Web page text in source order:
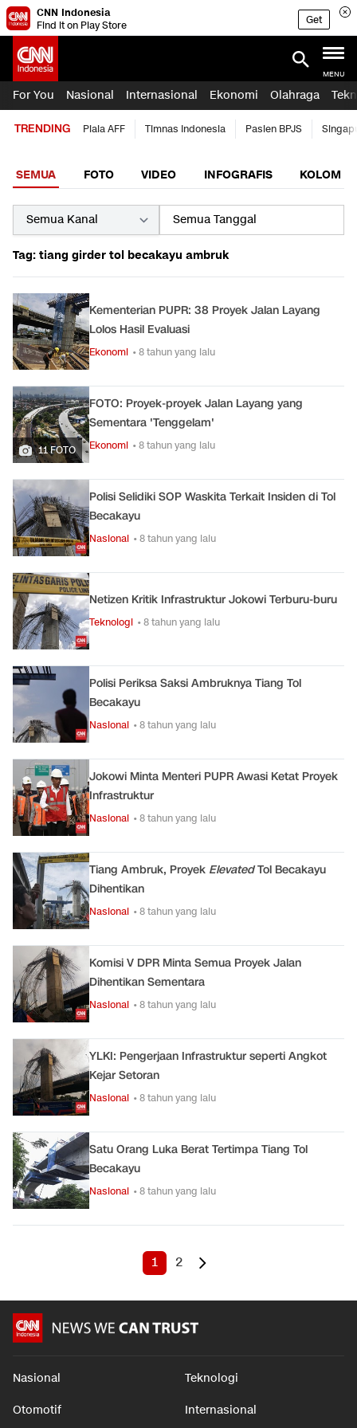
CNN Indonesia
Find it on Play Store
Get
MENU
For You Nasional Internasional Ekonomi Olahraga
TRENDING Piala AFF Timnas Indonesia Pasien BPJS
SEMUA FOTO VIDEO INFOGRAFIS KOLOM
Tag: tiang girder tol becakayu ambruk
Kementerian PUPR: 38 Proyek Jalan Layang
Lolos Hasil Evaluasi
Ekonomi • 8 tahun yang lalu
11 FOTO
FOTO: Proyek-proyek Jalan Layang yang
Sementara 'Tenggelam'
Ekonomi • 8 tahun yang lalu
Polisi Selidiki SOP Waskita Terkait Insiden di Tol
Becakayu
Nasional • 8 tahun yang lalu
Netizen Kritik Infrastruktur Jokowi Terburu-buru
Teknologi • 8 tahun yang lalu
Polisi Periksa Saksi Ambruknya Tiang Tol
Becakayu
Nasional • 8 tahun yang lalu
Jokowi Minta Menteri PUPR Awasi Ketat Proyek
Infrastruktur
Nasional • 8 tahun yang lalu
Tiang Ambruk, Proyek ElevatedTol Becakayu
Dihentikan
Nasional • 8 tahun yang lalu
Komisi V DPR Minta Semua Proyek Jalan
Dihentikan Sementara
Nasional • 8 tahun yang lalu
YLKI: Pengerjaan Infrastruktur seperti Angkot
Kejar Setoran
Nasional • 8 tahun yang lalu
Satu Orang Luka Berat Tertimpa Tiang Tol
Becakayu
Nasional • 8 tahun yang lalu
1 2
Nasional Teknologi
Otomotif Internasional